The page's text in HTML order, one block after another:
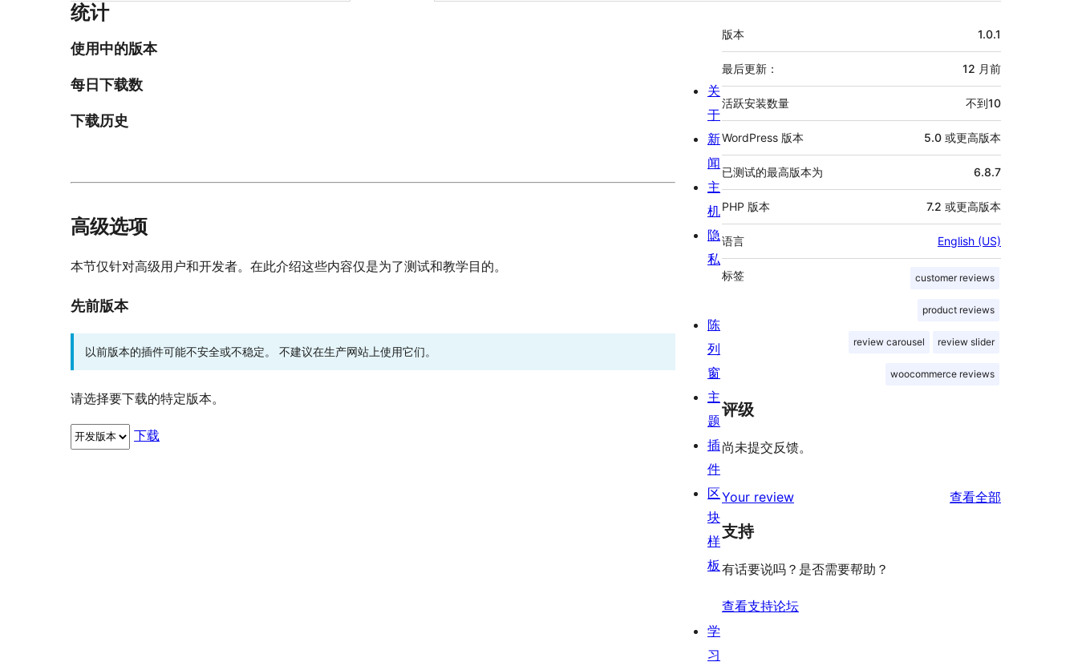
统计
使用中的版本
每日下载数
下载历史
高级选项
本节仅针对高级用户和开发者。在此介绍这些内容仅是为了测试和教学目的。
先前版本
以前版本的插件可能不安全或不稳定。 不建议在生产网站上使用它们。
请选择要下载的特定版本。
下载
额
外
信
息
版本 1.0.1
最后更新： 12 月前
活跃安装数量 不到10
WordPress 版本 5.0 或更高版本
已测试的最高版本为 6.8.7
PHP 版本 7.2 或更高版本
语言 English (US)
标签 customer reviews
product reviews
review carousel review slider
woocommerce reviews
评级
尚未提交反馈。
Your review 查看全部
支持
有话要说吗？是否需要帮助？
查看支持论坛
关
于
新
闻
主
机
隐
私
陈
列
窗
主
题
插
件
区
块
样
板
学
习